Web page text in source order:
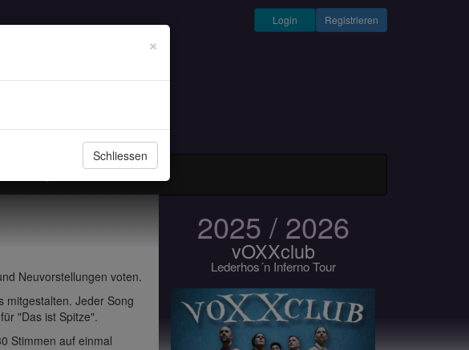
Registrieren
Login
Neuvorstellungen voten.
mitgestalten. Jeder Song
"Das ist Spitze".
Stimmen auf einmal
×
Schliessen
2025 / 2026
vOXXclub
Lederhos´n Inferno Tour